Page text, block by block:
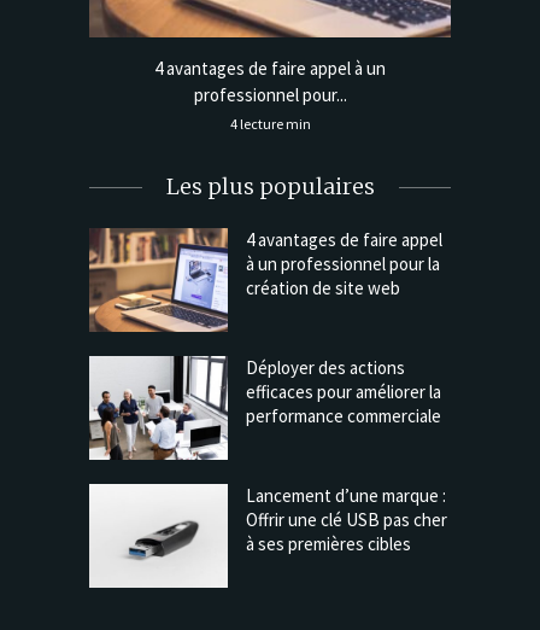
4 avantages de faire appel à un
professionnel pour...
4 lecture min
Les plus populaires
4 avantages de faire appel
à un professionnel pour la
création de site web
Déployer des actions
efficaces pour améliorer la
performance commerciale
Lancement d’une marque :
Offrir une clé USB pas cher
à ses premières cibles